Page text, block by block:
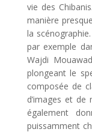
vie des
manière
la
par exemple
Wajdi
plongeant le
composée de
d’images et de
également
puissamment